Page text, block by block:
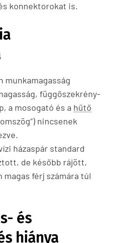
konnektorokat is.
munkamagasság
függőszekrény-
a mosogató és a hűtő
nincsenek
házaspár standard
de később rájött,
magas férj számára túl
és
hiánya